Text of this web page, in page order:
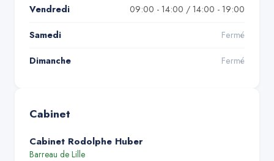
Vendredi 09:00 - 14:00 / 14:00 - 19:00
Samedi Fermé
Dimanche Fermé
Cabinet
Cabinet Rodolphe Huber
Barreau de Lille